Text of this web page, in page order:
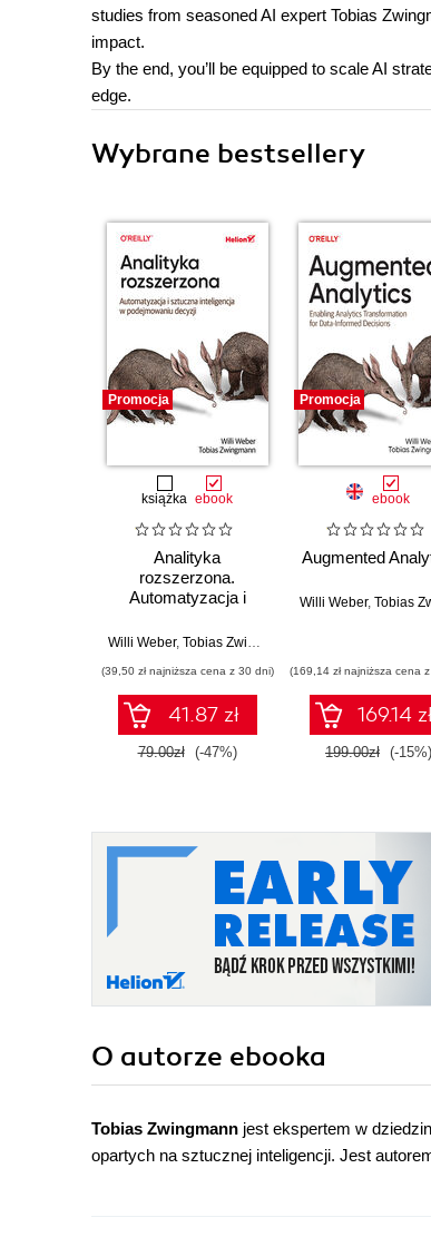
studies from seasoned AI expert Tobias
impact.
By the end, you’ll be equipped to scale AI
edge.
Wybrane bestsellery
Promocja
książka ebook
Analityka
rozszerzona.
Automatyzacja i
w podejmowaniu
Willi Weber, Tobias Zwingmann
(39,50 zł najniższa cena z 30 dni)
41.87 zł
79.00zł (-47%)
Promocja
ebook
Augmented
Willi Weber, Tobias
(169,14 zł najniższa cena
169.14
199.00zł (-15%)
O autorze ebooka
Tobias Zwingmann jest ekspertem w
opartych na sztucznej inteligencji. Jest